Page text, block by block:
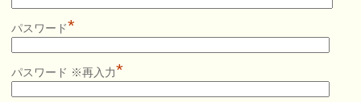
パスワード*
パスワード ※再入力*